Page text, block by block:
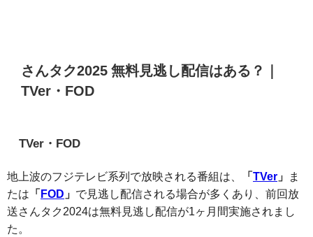
さんタク2025 無料見逃し配信はある？｜
TVer・FOD
TVer・FOD
地上波のフジテレビ系列で放映される番組は、 「 TVer 」
ま
たは 「 FOD 」 で見逃し配信される場合が多くあり、前回放
送さんタク2024は無料見逃し配信が1ヶ月間実施されまし
た。